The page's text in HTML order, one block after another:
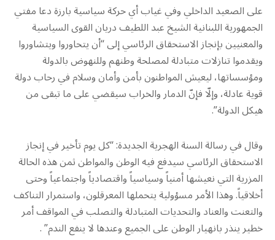
على الصعيد الداخلي وفي غياب أي حركة سياسية بارزة دعا مفتي
الجمهورية اللبنانية الشيخ عبد اللطيف دريان القوى السياسية
والمعنيين بإنجاز الاستحقاق الرئاسي إلى “أن يتحاوروا ويتشاوروا
ويقدموا تنازلات متبادلة لمصلحة وطنهم وللنهوض بالدولة
ومؤسساتها، ليعيش المواطنون بأمن وأمان وسلام في رحاب دولة
قوية عادلة، وإلّا فإنّ الدمار والخراب سيقضي على ما تبقى من
هيكل الدولة”.
وقال في رسالة السنة الهجرية الجديدة: “كل يوم تأخير في إنجاز
الاستحقاق الرئاسي سيدفع فيه الوطن والمواطن ثمن هذه الحالة
المزرية التي نعيشها أمنياً وسياسياً واقتصادياً واجتماعياً وحتى
أخلاقياً. وهذا الأمر مسؤولية يتحملها المعرقلون، واستمرار التناكف
والتعنت والعناد والتحديات المتبادلة والتصلب في المواقف أمر
خطير ينذر بانهيار الوطن على الجميع وعندها لا ينفع الندم” .